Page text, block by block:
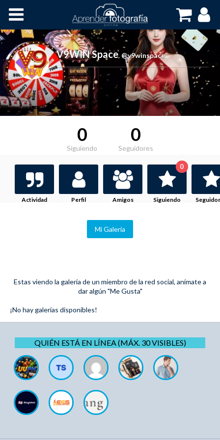
Cursos OnLine
V9WIN Space, @v9winspace
0
Siguiendo
0
Seguidores
Actividad Perfil Amigos Siguiendo
0
Mi Galeria
Estas viendo la galería de un miembro de la red social, anímate a
dar algún "Me Gusta"
¡No hay galerías disponibles!
QUIÉN ESTÁ EN LÍNEA (MÁX. 30 VISIBLES)